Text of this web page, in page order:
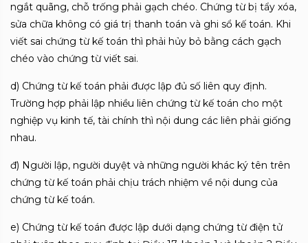
ngắt quãng, chỗ trống phải gạch chéo. Chứng từ bị tẩy xóa,
sửa chữa không có giá trị thanh toán và ghi sổ kế toán. Khi
viết sai chứng từ kế toán thì phải hủy bỏ bằng cách gạch
chéo vào chứng từ viết sai.
d) Chứng từ kế toán phải được lập đủ số liên quy định.
Trường hợp phải lập nhiều liên chứng từ kế toán cho một
nghiệp vụ kinh tế, tài chính thì nội dung các liên phải giống
nhau.
đ) Người lập, người duyệt và những người khác ký tên trên
chứng từ kế toán phải chịu trách nhiệm về nội dung của
chứng từ kế toán.
e) Chứng từ kế toán được lập dưới dạng chứng từ điện tử